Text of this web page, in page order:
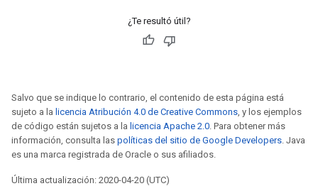
¿Te resultó útil?
Salvo que se indique lo contrario, el contenido de esta página está
sujeto a la licencia Atribución 4.0 de Creative Commons, y los ejemplos
de código están sujetos a la licencia Apache 2.0. Para obtener más
información, consulta las políticas del sitio de Google Developers. Java
es una marca registrada de Oracle o sus afiliados.
Última actualización: 2020-04-20 (UTC)